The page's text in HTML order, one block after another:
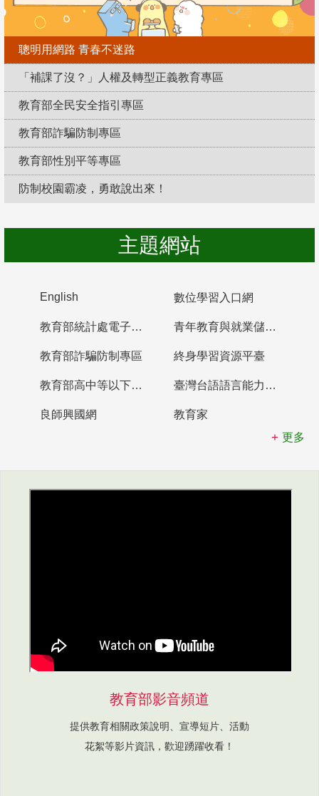
聰明用網路 青春不迷路
「補課了沒？」人權及轉型正義教育專區
教育部全民安全指引專區
教育部詐騙防制專區
教育部性別平等專區
防制校園霸凌，勇敢說出來！
主題網站
English 數位學習入口網
教育部統計處電子書櫃 青年教育與就業儲蓄帳戶
教育部詐騙防制專區 終身學習資源平臺
教育部高中等以下學校及幼兒園教師資格檢定考試 臺灣台語語言能力認證網站
良師興國網
教育家
更多
教育部影音頻道
提供教育相關政策說明、宣導短片、活動
花絮等影片資訊，歡迎踴躍收看！